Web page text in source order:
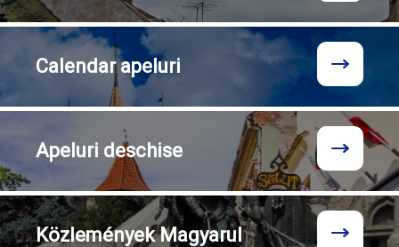
Calendarapeluri
Apeluri deschise
KözleményekMagyarul